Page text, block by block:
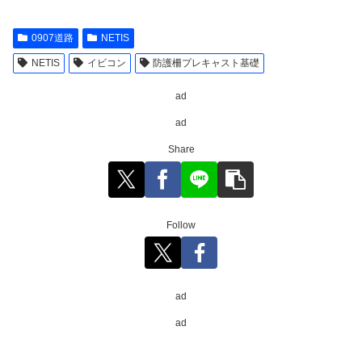
0907道路 NETIS
NETIS イビコン 防護柵プレキャスト基礎
ad
ad
Share
Follow
ad
ad